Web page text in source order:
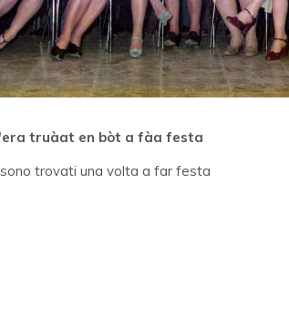
truàat en bòt a fàa festa
trovati una volta a far festa